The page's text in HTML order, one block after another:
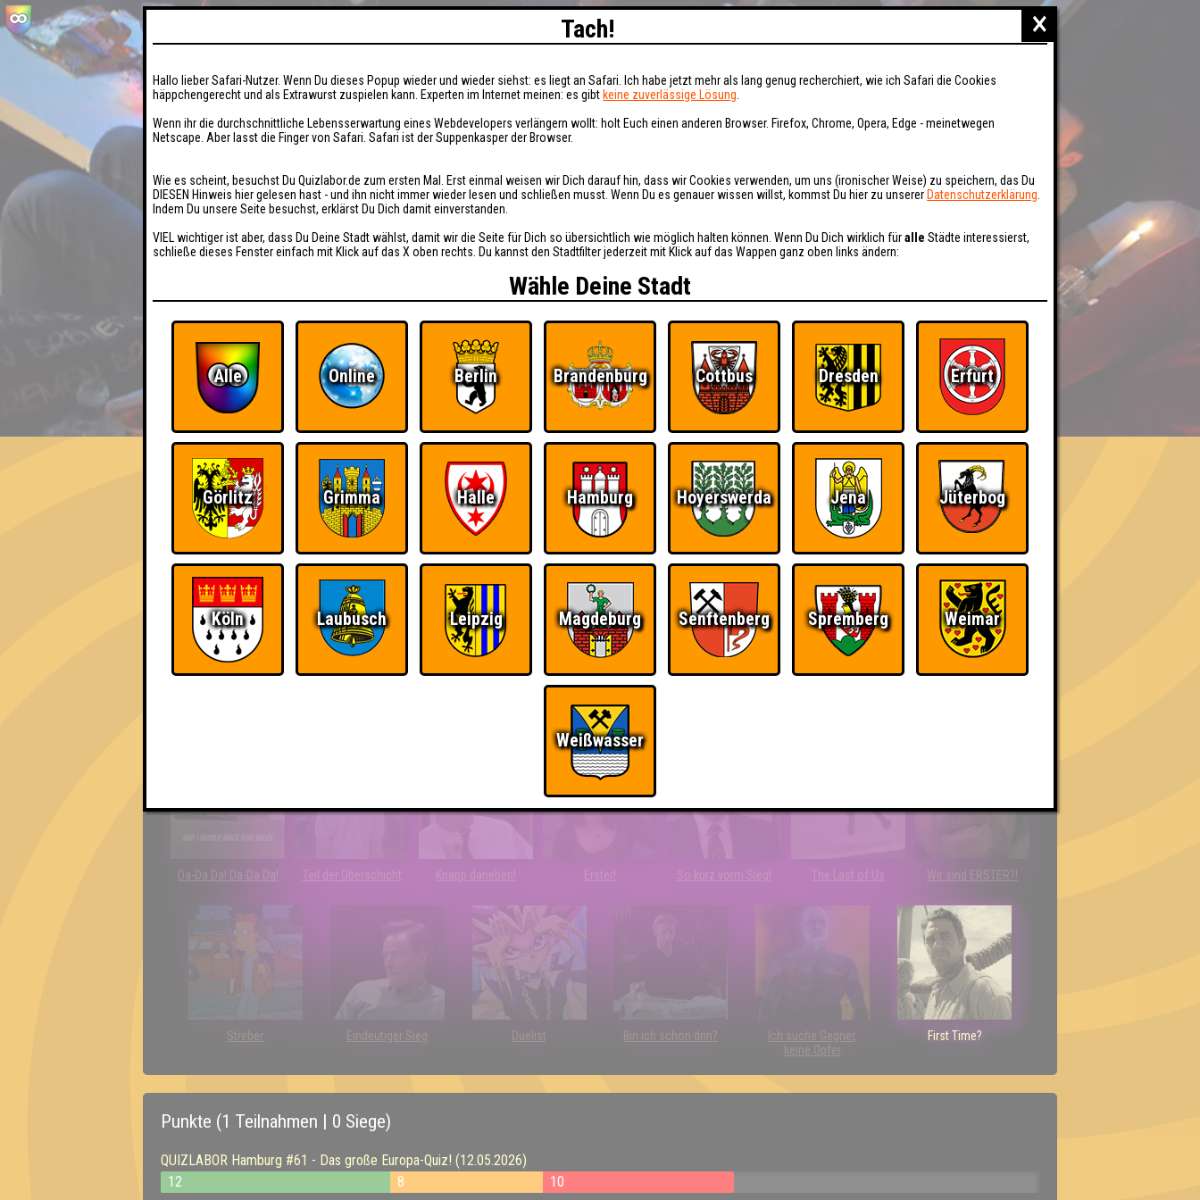
EVENTS HIGHSCORE RESERVIERUNG BUCHEN FAQ ÜBER UNS
Die Flutschfinger
Errungenschaften
Kleiner Hinweis: bei uns sind Teams, die in einem Stechen verlieren, trotzdem auf dem 1. Platz - den haben sie sich schließlich verdient! Entsprechend gibt es
für diese auch Errungenschaften für den 1. Platz.
Wir sind immer bei
Euch!
Da-Da Da! Da-Da Da! Teil der Oberschicht Knapp daneben! Erster! So kurz vorm Sieg! The Last of Us Wir sind ERSTER?!
Streber Eindeutiger Sieg Duelist Bin ich schon drin?
Ich suche Gegner,
keine Opfer
First Time?
Punkte (1 Teilnahmen | 0 Siege)
QUIZLABOR Hamburg #61 - Das große Europa-Quiz! (12.05.2026)
12
8 10
×
Tach!
Hallo lieber Safari-Nutzer. Wenn Du dieses Popup wieder und wieder siehst: es liegt an Safari. Ich habe jetzt mehr als lang genug recherchiert, wie ich Safari die Cookies
häppchengerecht und als Extrawurst zuspielen kann. Experten im Internet meinen: es gibt keine zuverlässige Lösung
Wenn ihr die durchschnittliche Lebensserwartung eines Webdevelopers verlängern wollt: holt Euch einen anderen Browser. Firefox, Chrome, Opera, Edge - meinetwegen
Netscape. Aber lasst die Finger von Safari. Safari ist der Suppenkasper der Browser.
Wie es scheint, besuchst Du Quizlabor.de zum ersten Mal. Erst einmal weisen wir Dich darauf hin, dass wir Cookies verwenden, um uns (ironischer Weise) zu speichern, das Du
DIESEN Hinweis hier gelesen hast - und ihn nicht immer wieder lesen und schließen musst. Wenn Du es genauer wissen willst, kommst Du hier zu unserer Datenschutzerklärung
Indem Du unsere Seite besuchst, erklärst Du Dich damit einverstanden.
VIEL wichtiger ist aber, dass Du Deine Stadt wählst, damit wir die Seite für Dich so übersichtlich wie möglich halten können. Wenn Du Dich wirklich füralle Städte interessierst,
schließe dieses Fenster einfach mit Klick auf das X oben rechts. Du kannst den Stadtfilter jederzeit mit Klick auf das Wappen ganz oben links ändern:
Wähle Deine Stadt
Alle Online Berlin Brandenburg Cottbus Dresden Erfurt
Görlitz Grimma Halle Hamburg Hoyerswerda Jena Jüterbog
Köln Laubusch Leipzig Magdeburg Senftenberg Spremberg Weimar
Weißwasser